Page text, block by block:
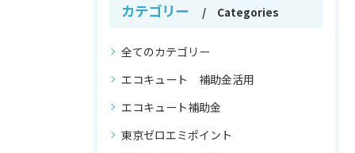
カテゴリー Categories
全てのカテゴリー
エコキュート 補助金活用
エコキュート補助金
東京ゼロエミポイント